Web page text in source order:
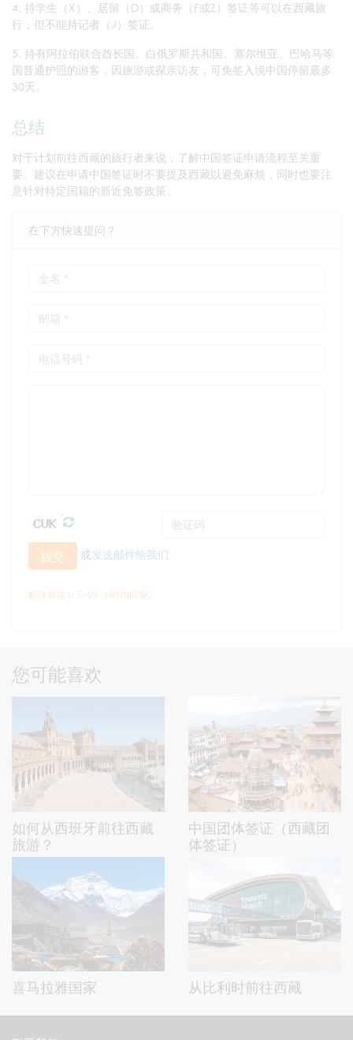
4. 持学生（X）、居留（D）或商务（F或Z）签证等可以在西藏旅
行，但不能持记者（J）签证。
5. 持有阿拉伯联合酋长国、白俄罗斯共和国、塞尔维亚、巴哈马等
国普通护照的游客，因旅游或探亲访友，可免签入境中国停留最多
30天。
总结
对于计划前往西藏的旅行者来说，了解中国签证申请流程至关重
要。建议在申请中国签证时不要提及西藏以避免麻烦，同时也要注
意针对特定国籍的新近免签政策。
在下方快速提问？
提交 或发送邮件给我们
邮件将在 0.5~24 小时内回复。
您可能喜欢
如何从西班牙前往西藏
旅游？
中国团体签证（西藏团
体签证）
喜马拉雅国家 从比利时前往西藏